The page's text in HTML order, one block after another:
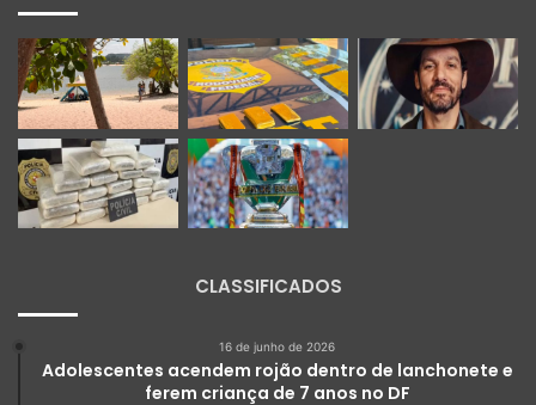
CLASSIFICADOS
16 de junho de 2026
Adolescentes acendem rojão dentro de lanchonete e
ferem criança de 7 anos no DF